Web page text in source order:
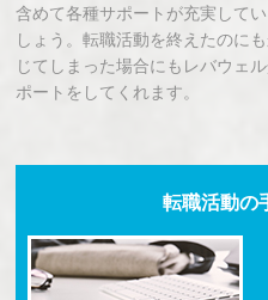
含めて各種サポートが充実して
しょう。転職活動を終えたのに
じてしまった場合にもレバウェ
ポートをしてくれます。
転職活動の